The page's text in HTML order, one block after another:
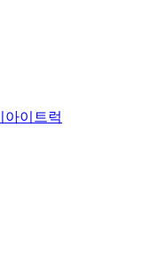
아이트럭